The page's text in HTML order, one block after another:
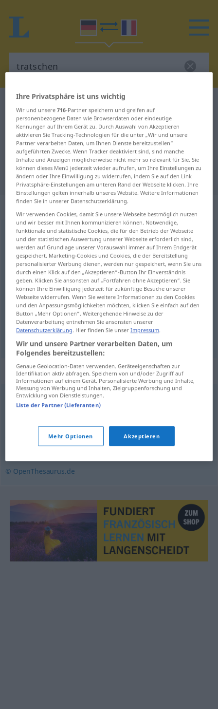
Deutsch-Französisch Wörterbuch
Deutsch-Französisch Übersetzung
für "tratschen"
"tratschen" Französisch
Übersetzung
„tratschen“: intransitives Verb
tratschenv/i UMG
Übersicht aller Übersetzungen
(Für mehr Details die Übersetzung anklicken/antippen)
cancaner
cancaner tratschen
Synonyme für "tratschen"
(jemandem etwas) nachsagen
jemanden) herziehen,klatschen ,(jemandem etwas)
andichten
© OpenThesaurus.de
Ihre Privatsphäre ist uns wichtig
Wir und unsere716-Partner speichern und greifen auf
personenbezogene Daten wie Browserdaten oder eindeutige
Kennungen auf Ihrem Gerät zu. Durch Auswahl von Akzeptieren
aktivieren Sie Tracking-Technologien für die unter „Wir und unsere
Partner verarbeiten Daten, um Ihnen Dienste bereitzustellen“
aufgeführten Zwecke. Wenn Tracker deaktiviert sind, sind manche
Inhalte und Anzeigen möglicherweise nicht mehr so relevant für Sie. Sie
können dieses Menü jederzeit wieder aufrufen, um Ihre Einstellungen zu
ändern oder Ihre Einwilligung zu widerrufen, indem Sie auf den Link
Privatsphäre-Einstellungen am unteren Rand der Webseite klicken. Ihre
Einstellungen gelten innerhalb unseres Website. Weitere Informationen
finden Sie in unserer Datenschutzerklärung.
Wir verwenden Cookies, damit Sie unsere Webseite bestmöglich nutzen
und wir besser mit Ihnen kommunizieren können. Notwendige,
funktionale und statistische Cookies, die für den Betrieb der Webseite
und der statistischen Auswertung unserer Webseite erforderlich sind,
werden auf Grundlage unserer Vorauswahl immer auf Ihrem Endgerät
gespeichert. Marketing-Cookies und Cookies, die der Bereitstellung
personalisierter Werbung dienen, werden nur gespeichert, wenn Sie uns
durch einen Klick auf den „Akzeptieren“-Button Ihr Einverständnis
geben. Klicken Sie ansonsten auf „Fortfahren ohne Akzeptieren“. Sie
können Ihre Einwilligung jederzeit für zukünftige Besuche unserer
Webseite widerrufen. Wenn Sie weitere Informationen zu den Cookies
und den Anpassungsmöglichkeiten möchten, klicken Sie einfach auf den
Button „Mehr Optionen“. Weitergehende Hinweise zu der
Datenverarbeitung entnehmen Sie ansonsten unserer
Datenschutzerklärung. Hier finden Sie unserImpressum.
Wir und unsere Partner verarbeiten Daten, um
Folgendes bereitzustellen:
Genaue Geolocation-Daten verwenden. Geräteeigenschaften zur
Identifikation aktiv abfragen. Speichern von und/oder Zugriff auf
Informationen auf einem Gerät. Personalisierte Werbung und Inhalte,
Messung von Werbung und Inhalten, Zielgruppenforschung und
Entwicklung von Dienstleistungen.
Liste der Partner (Lieferanten)
Mehr Optionen Akzeptieren